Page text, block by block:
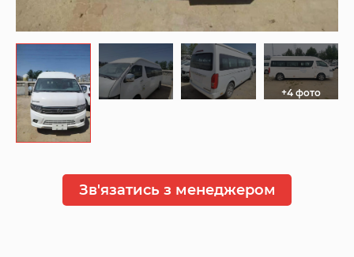
+4 фото
Зв'язатись з менеджером